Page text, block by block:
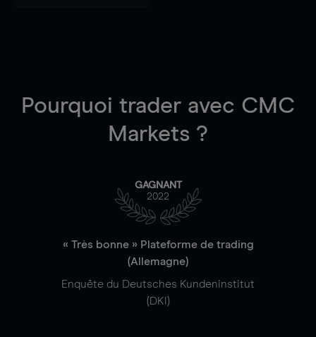
Pourquoi trader avec CMC
Markets ?
GAGNANT
2022
« Très bonne » Plateforme de trading
(Allemagne)
Enquête du Deutsches Kundeninstitut
(DKI)